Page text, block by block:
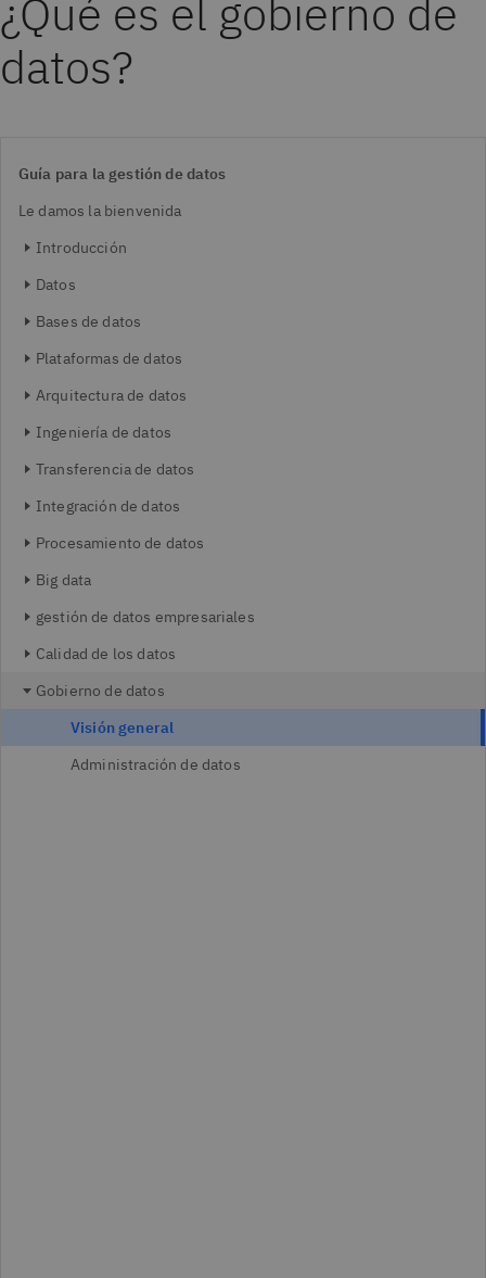
¿Qué es el gobierno de
datos?
Guía para la gestión de datos
Le damos la bienvenida
Introducción
Datos
Bases de datos
Plataformas de datos
Arquitectura de datos
Ingeniería de datos
Transferencia de datos
Integración de datos
Procesamiento de datos
Big data
gestión de datos empresariales
Calidad de los datos
Gobierno de datos
Visión general
Administración de datos